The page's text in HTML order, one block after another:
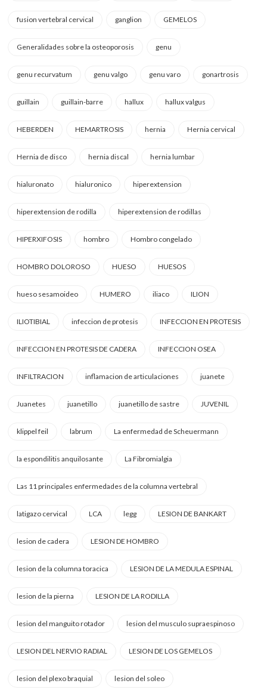
fusion vertebral cervical ganglion GEMELOS
Generalidades sobre la osteoporosis genu
genu recurvatum genu valgo genu varo gonartrosis
guillain guillain-barre hallux hallux valgus
HEBERDEN HEMARTROSIS hernia Hernia cervical
Hernia de disco hernia discal hernia lumbar
hialuronato hialuronico hiperextension
hiperextension de rodilla hiperextension de rodillas
HIPERXIFOSIS hombro Hombro congelado
HOMBRO DOLOROSO HUESO HUESOS
hueso sesamoideo HUMERO iliaco ILION
ILIOTIBIAL infeccion de protesis INFECCION EN PROTESIS
INFECCION EN PROTESIS DE CADERA INFECCION OSEA
INFILTRACION inflamacion de articulaciones juanete
Juanetes juanetillo juanetillo de sastre JUVENIL
klippel feil labrum La enfermedad de Scheuermann
la espondilitis anquilosante La Fibromialgia
Las 11 principales enfermedades de la columna vertebral
latigazo cervical LCA legg LESION DE BANKART
lesion de cadera LESION DE HOMBRO
lesion de la columna toracica LESION DE LA MEDULA ESPINAL
lesion de la pierna LESION DE LA RODILLA
lesion del manguito rotador lesion del musculo supraespinoso
LESION DEL NERVIO RADIAL LESION DE LOS GEMELOS
lesion del plexo braquial lesion del soleo